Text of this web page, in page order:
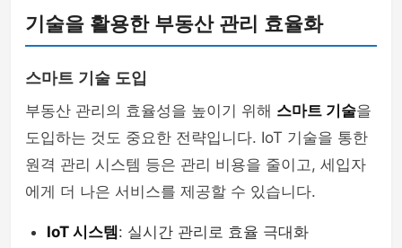
기술을 활용한 부동산 관리 효율화
스마트 기술 도입
부동산 관리의 효율성을 높이기 위해 스마트 기술을
도입하는 것도 중요한 전략입니다. IoT 기술을 통한
원격 관리 시스템 등은 관리 비용을 줄이고, 세입자
에게 더 나은 서비스를 제공할 수 있습니다.
IoT 시스템 : 실시간 관리로 효율 극대화